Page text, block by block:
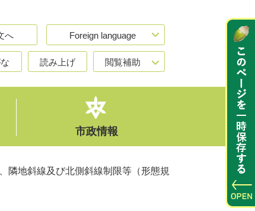
へ Foreign language
読み上げ 閲覧補助
市政情報
隣地斜線及び北側斜線制限等（形態規